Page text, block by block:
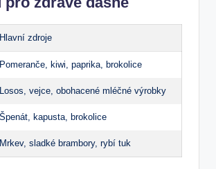
Hlavní zdroje
Pomeranče, kiwi, paprika, ‌brokolice
Losos, vejce, obohacené mléčné ⁤výrobky
Špenát, kapusta, ⁢brokolice
Mrkev, ​sladké brambory, rybí tuk